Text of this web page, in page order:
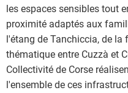
les espaces sensibles tout
proximité adaptés aux
l'étang de Tanchiccia, de la
thématique entre Cuzzà et
Collectivité de Corse
l'ensemble de ces